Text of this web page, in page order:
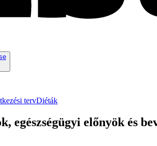
tervDiéták
egészségügyi előnyök és